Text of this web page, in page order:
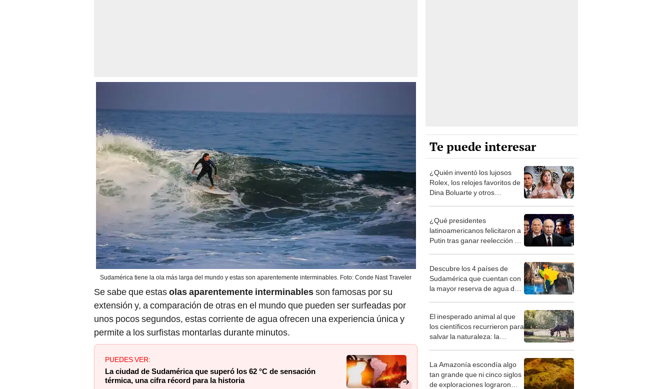
Sudamérica tiene la ola más larga del mundo y estas son aparentemente interminables. Foto: Conde Nast Traveler
Se sabe que estasolas aparentemente interminablesson famosas por su
extensión y, a comparación de otras en el mundo que pueden ser surfeadas por
unos pocos segundos, estas corriente de agua ofrecen una experiencia única y
permite a los surfistas montarlas durante minutos.
PUEDES VER:
La ciudad de Sudamérica que superó los 62 °C de sensación
térmica, una cifra récord para la historia
Te puede interesar
¿Quién inventó los lujosos
Rolex, los relojes favoritos de
Dina Boluarte y otros
¿Qué presidentes
latinoamericanos felicitaron a
Putin tras ganar reelección en
Descubre los 4 países de
Sudamérica que cuentan con
la mayor reserva de agua de
El inesperado animal al que
los científicos recurrieron para
salvar la naturaleza: la
desierto en un paisaje con
más vida
La Amazonía escondía algo
tan grande que ni cinco siglos
de exploraciones lograron